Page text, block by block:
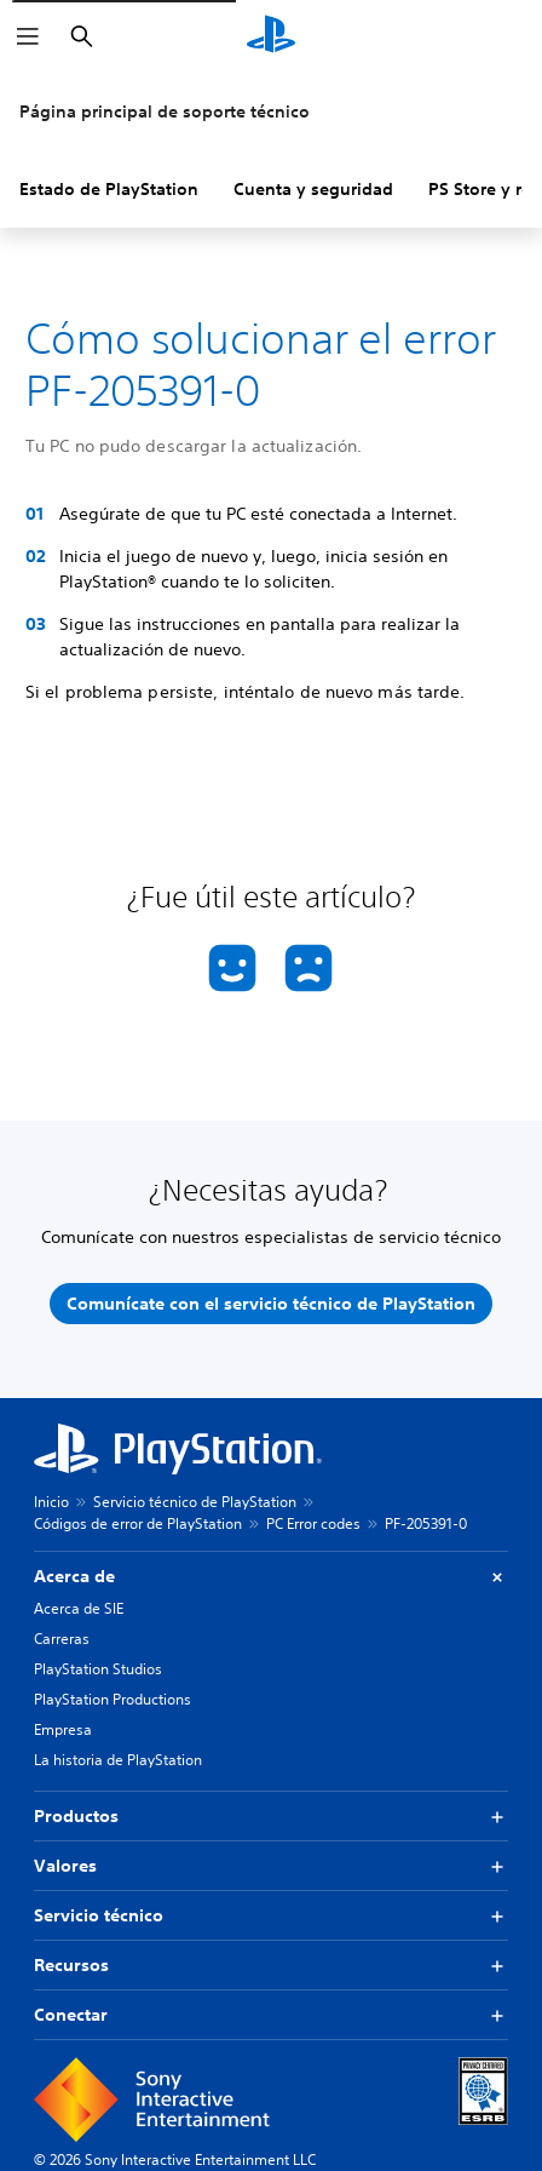
Buscar
Página principal de soporte técnico
Estado de PlayStation Cuenta y seguridad PS Store y
Cómo solucionar el error
PF-205391-0
Tu PC no pudo descargar la actualización.
Asegúrate de que tu PC esté conectada a Internet.
Inicia el juego de nuevo y, luego, inicia sesión en
PlayStation® cuando te lo soliciten.
Sigue las instrucciones en pantalla para realizar la
actualización de nuevo.
Si el problema persiste, inténtalo de nuevo más tarde.
¿Fue útil este artículo?
¿Necesitas ayuda?
Comunícate con nuestros especialistas de servicio técnico
Comunícate con el servicio técnico de PlayStation
Inicio
Servicio técnico de PlayStation
Códigos de error de PlayStation
PC Error codes PF-205391-0
Acerca de
Acerca de SIE
Carreras
PlayStation Studios
PlayStation Productions
Empresa
La historia de PlayStation
Productos
Valores
Servicio técnico
Recursos
Conectar
© 2026 Sony Interactive Entertainment LLC